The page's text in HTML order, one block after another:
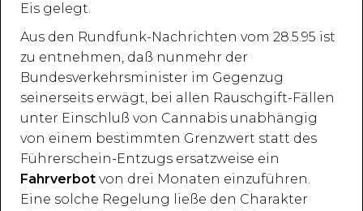
Eis gelegt.
Aus den Rundfunk-Nachrichten vom 28.5.95 ist
zu entnehmen, daß nunmehr der
Bundesverkehrsminister im Gegenzug
seinerseits erwägt, bei allen Rauschgift-Fällen
unter Einschluß von Cannabis unabhängig
von einem bestimmten Grenzwert statt des
Führerschein-Entzugs ersatzweise ein
Fahrverbot von drei Monaten einzuführen.
Eine solche Regelung ließe den Charakter